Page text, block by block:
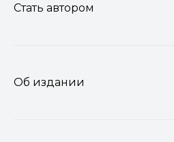
Стать автором
Об издании